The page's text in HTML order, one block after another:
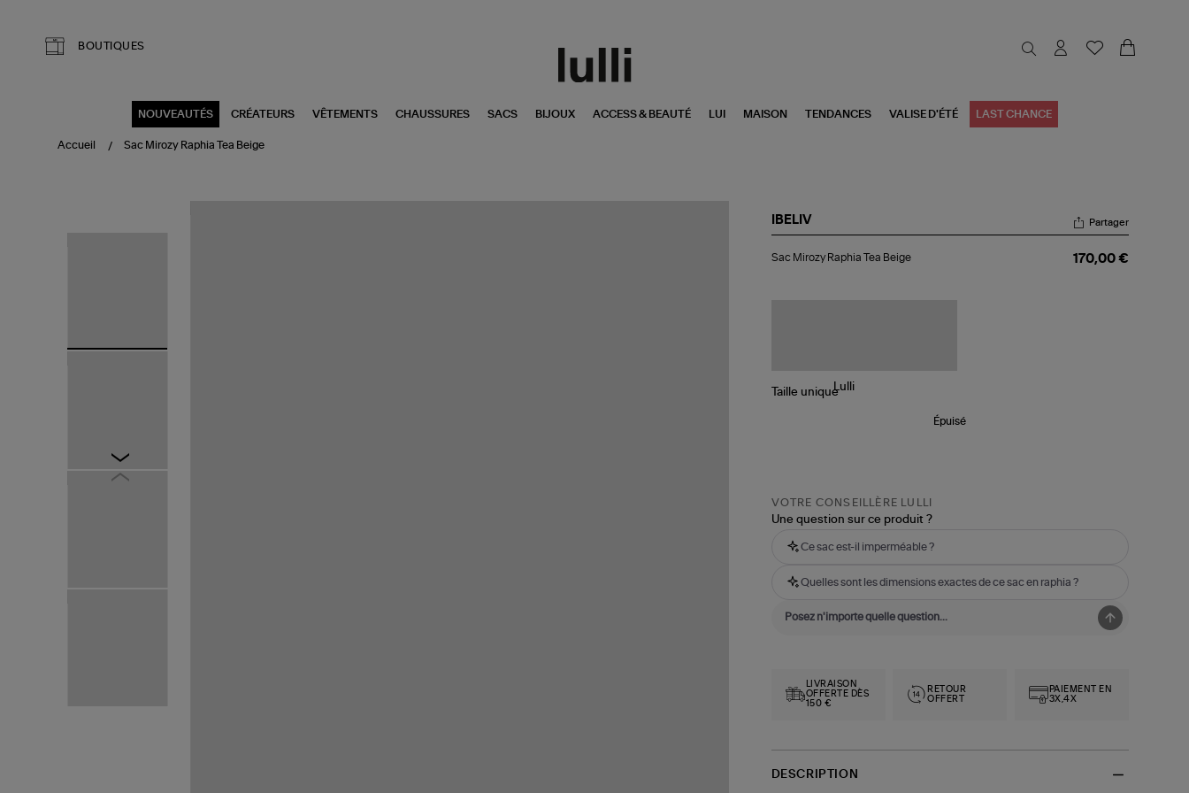
BOUTIQUES
NOUVEAUTÉS CRÉATEURS VÊTEMENTS CHAUSSURES SACS BIJOUX ACCESS & BEAUTÉ LUI MAISON TENDANCES VALISE D'ÉTÉ LAST CHANCE
Accueil Sac Mirozy Raphia Tea Beige
IBELIV
Mirozy
Partager
Sac Mirozy Raphia Tea Beige 170,00 €
Taille unique
Épuisé
VOTRE CONSEILLÈRE LULLI
Une question sur ce produit ?
Ce sac est-il imperméable ?
Quelles sont les dimensions exactes de ce sac en raphia ?
LIVRAISON
OFFERTE DÈS
150 €
RETOUR
OFFERT
PAIEMENT EN
3X,4X
DESCRIPTION